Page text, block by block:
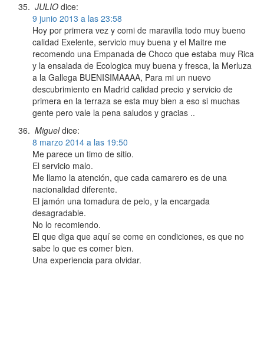
JULIO dice:
9 junio 2013 a las 23:58
Hoy por primera vez y comi de maravilla todo muy bueno
calidad Exelente, servicio muy buena y el Maitre me
recomendo una Empanada de Choco que estaba muy Rica
y la ensalada de Ecologica muy buena y fresca, la Merluza
a la Gallega BUENISIMAAAA, Para mi un nuevo
descubrimiento en Madrid calidad precio y servicio de
primera en la terraza se esta muy bien a eso si muchas
gente pero vale la pena saludos y gracias ..
Miguel dice:
8 marzo 2014 a las 19:50
Me parece un timo de sitio.
El servicio malo.
Me llamo la atención, que cada camarero es de una
nacionalidad diferente.
El jamón una tomadura de pelo, y la encargada
desagradable.
No lo recomiendo.
El que diga que aquí se come en condiciones, es que no
sabe lo que es comer bien.
Una experiencia para olvidar.